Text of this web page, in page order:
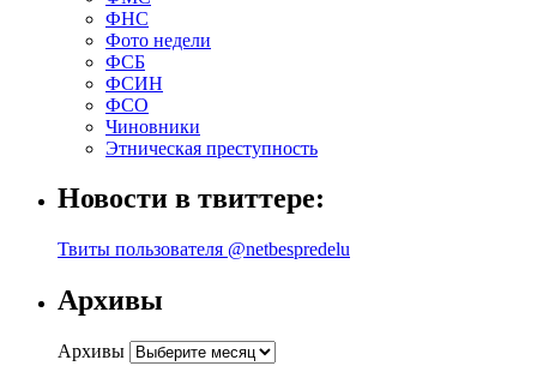
ФНС
Фото недели
ФСБ
ФСИН
ФСО
Чиновники
Этническая преступность
Новости в твиттере:
Твиты пользователя @netbespredelu
Архивы
Архивы